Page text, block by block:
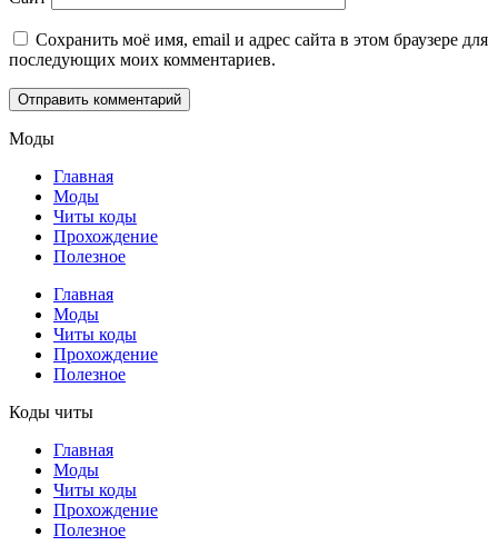
Сохранить моё имя, email и адрес сайта в этом браузере для
последующих моих комментариев.
Моды
Главная
Моды
Читы коды
Прохождение
Полезное
Главная
Моды
Читы коды
Прохождение
Полезное
Коды читы
Главная
Моды
Читы коды
Прохождение
Полезное